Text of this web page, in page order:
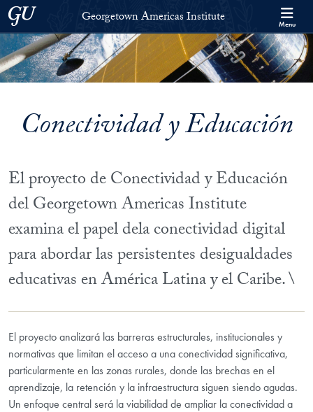
Skip to Georgetown Americas Institute Full Site Menu
Skip to main content
Georgetown UniversityGeorgetown Americas Institute Menu
Conectividad y Educación
El proyecto de Conectividad y Educación
del Georgetown Americas Institute
examina el papel dela conectividad digital
para abordar las persistentes desigualdades
educativas en América Latina y el Caribe. \
El proyecto analizará las barreras estructurales, institucionales y
normativas que limitan el acceso a una conectividad significativa,
particularmente en las zonas rurales, donde las brechas en el
aprendizaje, la retención y la infraestructura siguen siendo agudas.
Un enfoque central será la viabilidad de ampliar la conectividad a